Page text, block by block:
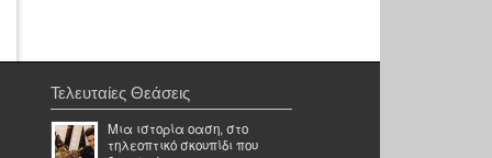
Τελευταίες Θεάσεις
Μια ιστορία οαση, στο
τηλεοπτικό σκουπίδι που